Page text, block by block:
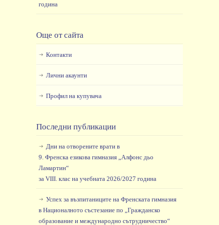
година
Още от сайта
Контакти
Лични акаунти
Профил на купувача
Последни публикации
Дни на отворените врати в
9. Френска езикова гимназия „Алфонс дьо
Ламартин“
за VIII. клас на учебната 2026/2027 година
Успех за възпитаниците на Френската гимназия
в Националното състезание по „Гражданско
образование и международно сътрудничество“